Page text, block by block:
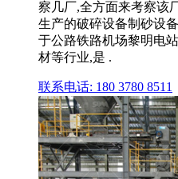
察几厂,全方面来考察该
生产的破碎设备制砂设
于公路铁路机场黎明电
材等行业,是 .
联系电话: 180 3780 8511